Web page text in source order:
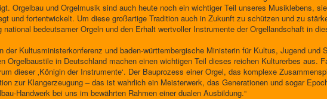
Orgelbau und Orgelmusik sind auch heute noch ein wichtiger Teil unseres Musiklebens,
und fortentwickelt. Um diese großartige Tradition auch in Zukunft zu schützen und zu
national bedeutsamer Orgeln und den Erhalt wertvoller Instrumente der Orgellandschaft in
der Kultusministerkonferenz und baden-württembergische Ministerin für Kultus, Jugend und
Orgelbaustile in Deutschland machen einen wichtigen Teil dieses reichen Kulturerbes aus.
dieser ‚Königin der Instrumente‘. Der Bauprozess einer Orgel, das komplexe
zur Klangerzeugung – das ist wahrlich ein Meisterwerk, das Generationen und sogar
Handwerk bei uns im bewährten Rahmen einer dualen Ausbildung.“